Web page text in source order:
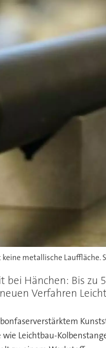
metallische Lauffläche.
Hänchen: Bis zu
Verfahren
Leichtbau-